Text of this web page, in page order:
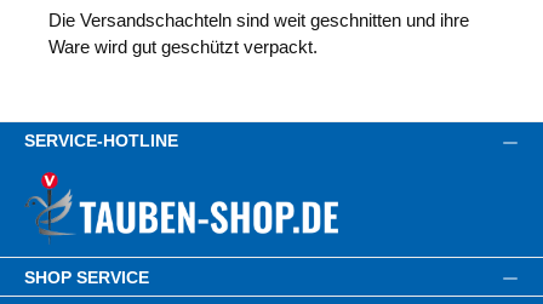
Die Versandschachteln sind weit geschnitten und ihre
Ware wird gut geschützt verpackt.
SERVICE-HOTLINE
SHOP SERVICE